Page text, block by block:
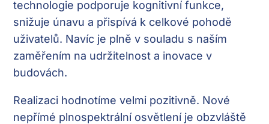
technologie podporuje kognitivní funkce,
snižuje únavu a přispívá k celkové pohodě
uživatelů. Navíc je plně v souladu s naším
zaměřením na udržitelnost a inovace v
budovách.
Realizaci hodnotíme velmi pozitivně. Nové
nepřímé plnospektrální osvětlení je obzvláště